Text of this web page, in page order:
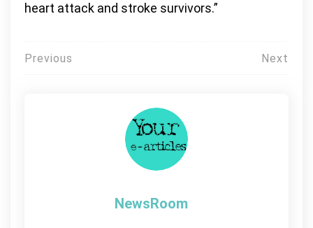
heart attack and stroke survivors.”
Πλοήγηση
Previous Next
NewsRoom